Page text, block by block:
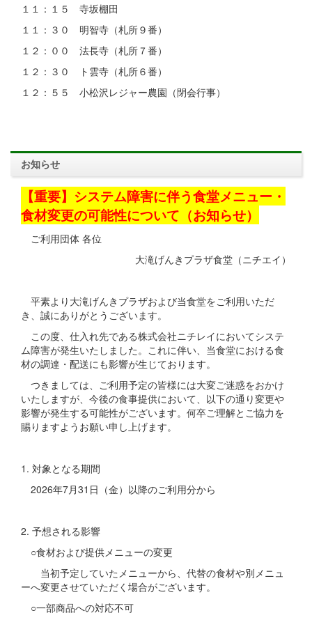
１１：１５ 寺坂棚田
１１：３０ 明智寺（札所９番）
１２：００ 法長寺（札所７番）
１２：３０ ト雲寺（札所６番）
１２：５５ 小松沢レジャー農園（閉会行事）
お知らせ
【重要】システム障害に伴う食堂メニュー・
食材変更の可能性について（お知らせ）
ご利用団体 各位
大滝げんきプラザ食堂（ニチエイ）
平素より大滝げんきプラザおよび当食堂をご利用いただ
き、誠にありがとうございます。
この度、仕入れ先である株式会社ニチレイにおいてシステ
ム障害が発生いたしました。これに伴い、当食堂における食
材の調達・配送にも影響が生じております。
つきましては、ご利用予定の皆様には大変ご迷惑をおかけ
いたしますが、今後の食事提供において、以下の通り変更や
影響が発生する可能性がございます。何卒ご理解とご協力を
賜りますようお願い申し上げます。
1. 対象となる期間
2026年7月31日（金）以降のご利用分から
2. 予想される影響
○食材および提供メニューの変更
当初予定していたメニューから、代替の食材や別メニュ
ーへ変更させていただく場合がございます。
○一部商品への対応不可